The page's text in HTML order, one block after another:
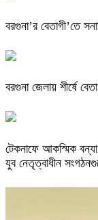
বরগুনা’র বেতাগী’তে
বরগুনা জেলায় শীর্ষে
টেকনাফে আকস্মিক
যুব নেতৃত্বাধীন